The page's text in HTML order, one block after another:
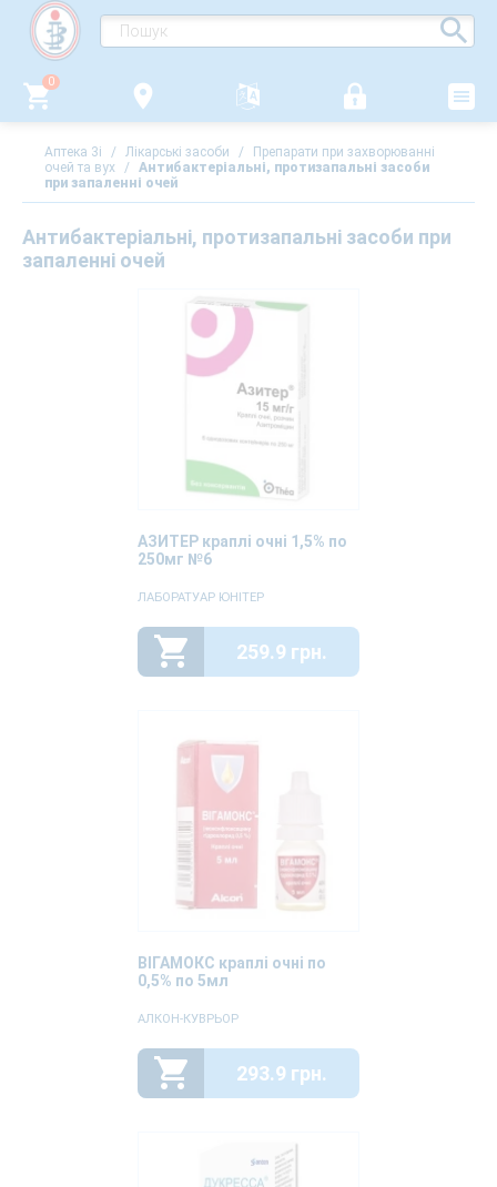
0
Аптека 3i / Лікарські засоби /
Препарати при захворюванні
очей та вух / Антибактеріальні, протизапальні засоби
при запаленні очей
Антибактеріальні, протизапальні засоби при
запаленні очей
АЗИТЕР краплі очні 1,5% по
250мг №6
ЛАБОРАТУАР ЮНІТЕР
259.9 грн.
ВІГАМОКС краплі очні по
0,5% по 5мл
АЛКОН-КУВРЬОР
293.9 грн.